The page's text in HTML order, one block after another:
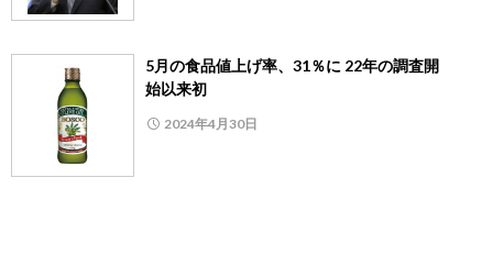
5月の食品値上げ率、31％に 22年の調査開
始以来初
2024年4月30日